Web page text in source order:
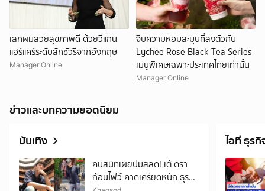
เสกผมสวยสุขภาพดี ด้วยวีแกน
แฮร์แคร์ระดับลักชัวรีจากอังกฤษ
Manager Online
จิบความหอมละมุนที่ลงตัวกับ
Lychee Rose Black Tea Series
เมนูพิเศษเฉพาะประเทศไทยเท่านั้น
Manager Online
ข่าวและบทความยอดนิยม
บันเทิง
คนสนิทเผยปมสลด! เต้ ดรา
ก้อนไฟว์ คาดเครียดหนัก ธุรกิจ
ไอที ธุรกิ